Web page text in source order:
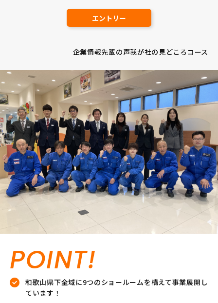
エントリー
企業情報先輩の声我が社の見どころ コース
POINT!
和歌山県下全域に9つのショールームを構えて事業展開し
ています！